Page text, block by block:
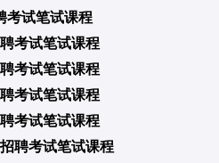
考试笔试课程
考试笔试课程
考试笔试课程
考试笔试课程
考试笔试课程
聘考试笔试课程